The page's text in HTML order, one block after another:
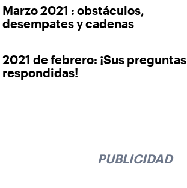
Marzo 2021 : obstáculos,
desempates y cadenas
2021 de febrero: ¡Sus preguntas
respondidas!
PUBLICIDAD